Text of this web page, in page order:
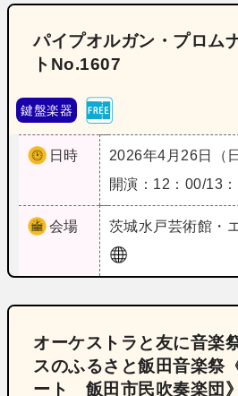
パイプオルガン・プロム
トNo.1607
鍵盤楽器
日時
2026年4月26日（日
開演：12：00/13
会場 茨城水戸芸術館・
オーケストラと友に音楽
スのふるさと飯田音楽祭
ート 飯田市民吹奏楽団》